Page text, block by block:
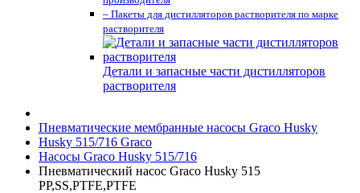
– Пакеты для дистилляторов растворителя по марке
растворителя
Детали и запасные части дистилляторов
растворителя
Пневматические мембранные насосы Graco Husky
Husky 515/716 Graco
Насосы Graco Husky 515/716
Пневматический насос Graco Husky 515
PP,SS,PTFE,PTFE